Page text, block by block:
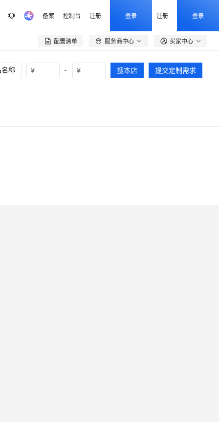
备案 控制台 注册 登录 注册 登录
配置清单  服务商中心 买家中心
¥ - ¥ 搜本店 提交定制需求